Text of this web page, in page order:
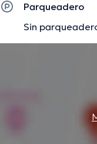
Parqueadero
Sin